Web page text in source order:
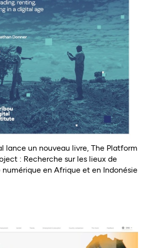
lance un nouveau livre, The Platform
: Recherche sur les lieux de
en Afrique et en Indonésie